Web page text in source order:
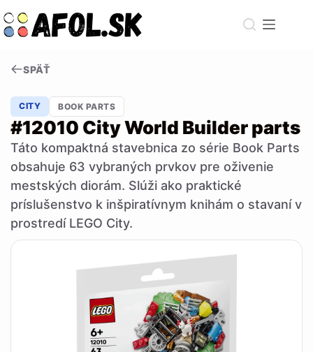
to
content
SPÄŤ
CITY BOOK PARTS
#12010 City World Builder parts
Táto kompaktná stavebnica zo série Book Parts
obsahuje 63 vybraných prvkov pre oživenie
mestských diorám. Slúži ako praktické
príslušenstvo k inšpiratívnym knihám o stavaní v
prostredí LEGO City.